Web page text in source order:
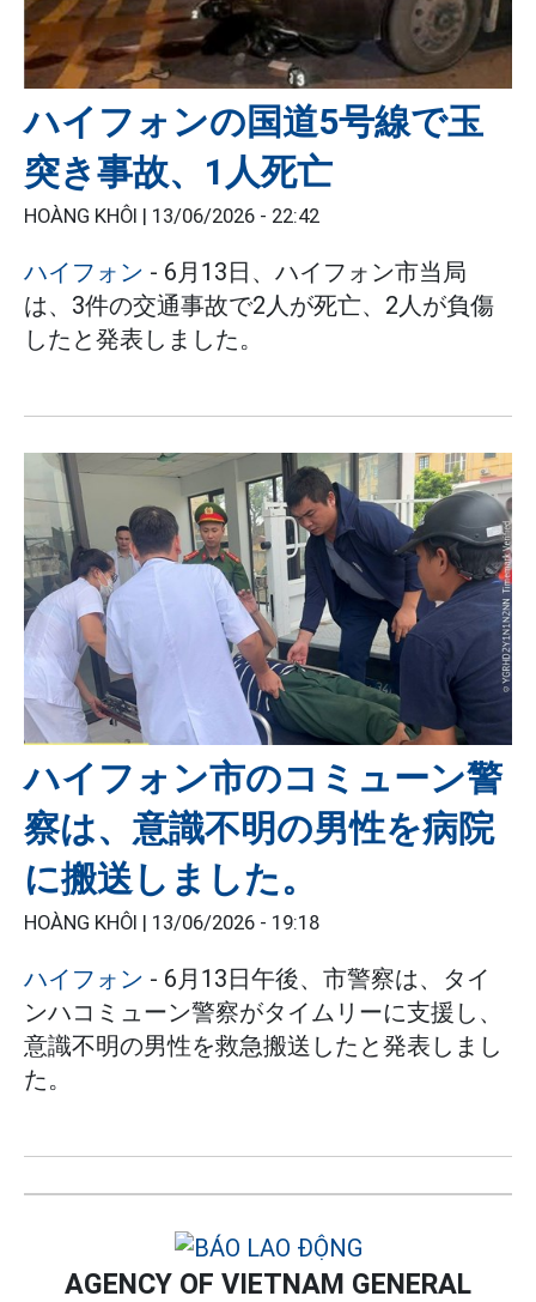
ハイフォンの国道5号線で玉
突き事故、1人死亡
HOÀNG KHÔI | 13/06/2026 - 22:42
ハイフォン - 6月13日、ハイフォン市当局
は、3件の交通事故で2人が死亡、2人が負傷
したと発表しました。
ハイフォン市のコミューン警
察は、意識不明の男性を病院
に搬送しました。
HOÀNG KHÔI | 13/06/2026 - 19:18
ハイフォン - 6月13日午後、市警察は、タイ
ンハコミューン警察がタイムリーに支援し、
意識不明の男性を救急搬送したと発表しまし
た。
AGENCY OF VIETNAM GENERAL